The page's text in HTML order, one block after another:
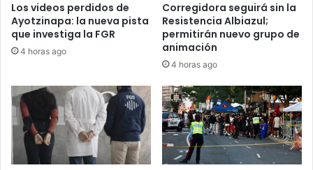
Los videos perdidos de
Ayotzinapa: la nueva pista
que investiga la FGR
4 horas ago
Corregidora seguirá sin la
Resistencia Albiazul;
permitirán nuevo grupo de
animación
4 horas ago